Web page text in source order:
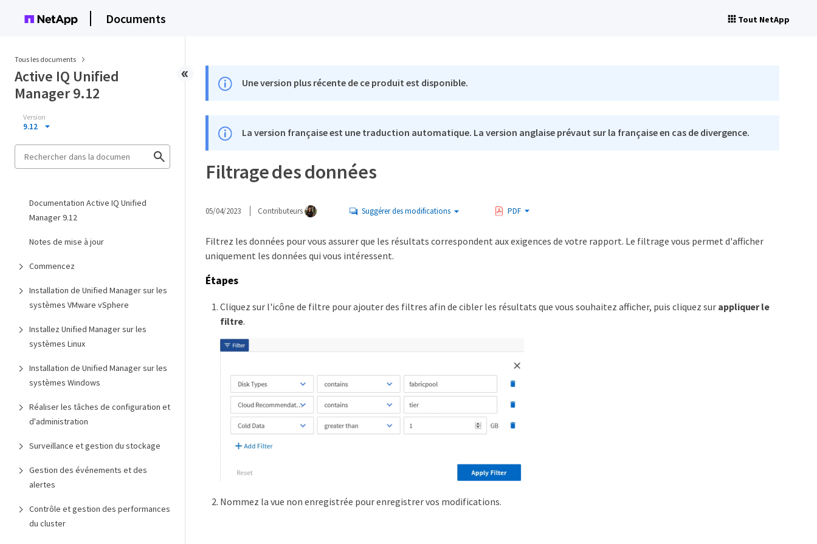
Documents Tout NetApp
Tous les documents
Active IQ Unified
Manager 9.12
Version
9.12
Documentation Active IQ Unified
Manager 9.12
Notes de mise à jour
Commencez
Installation de Unified Manager sur les
systèmes VMware vSphere
Installez Unified Manager sur les
systèmes Linux
Installation de Unified Manager sur les
systèmes Windows
Réaliser les tâches de configuration et
d'administration
Surveillance et gestion du stockage
Gestion des événements et des
alertes
Contrôle et gestion des performances
du cluster
Une version plus récente de ce produit est disponible.
La version française est une traduction automatique. La version anglaise prévaut sur la française en cas de divergence.
Filtrage des données
05/04/2023 Contributeurs Suggérer des modifications PDF
Filtrez les données pour vous assurer que les résultats correspondent aux exigences de votre rapport. Le filtrage vous permet d'afficher
uniquement les données qui vous intéressent.
Étapes
Cliquez sur l'icône de filtre pour ajouter des filtres afin de cibler les résultats que vous souhaitez afficher, puis cliquez sur appliquer le
filtre.
Nommez la vue non enregistrée pour enregistrer vos modifications.